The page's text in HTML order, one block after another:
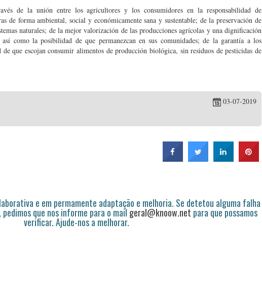
de la unión entre los agricultores y los consumidores en la responsabilidad de
de forma ambiental, social y económicamente sana y sustentable; de la preservación de
naturales; de la mejor valorización de las producciones agrícolas y una dignificación
como la posibilidad de que permanezcan en sus comunidades; de la garantía a los
que escojan consumir alimentos de producción biológica, sin residuos de pesticidas de
03-07-2019
e em permamente adaptação e melhoria. Se detetou alguma falha
que nos informe para o mail geral@knoow.net para que possamos
verificar. Ajude-nos a melhorar.